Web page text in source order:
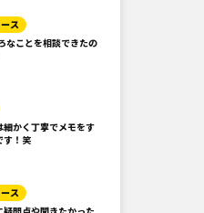
ス
なことを相談できたの
かく丁寧でメモをす
す！笑
ス